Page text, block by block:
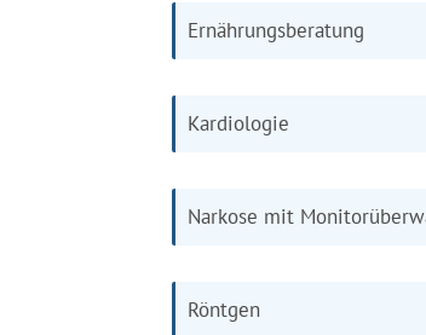
Ernährungsberatung
Kardiologie
Narkose mit
Röntgen